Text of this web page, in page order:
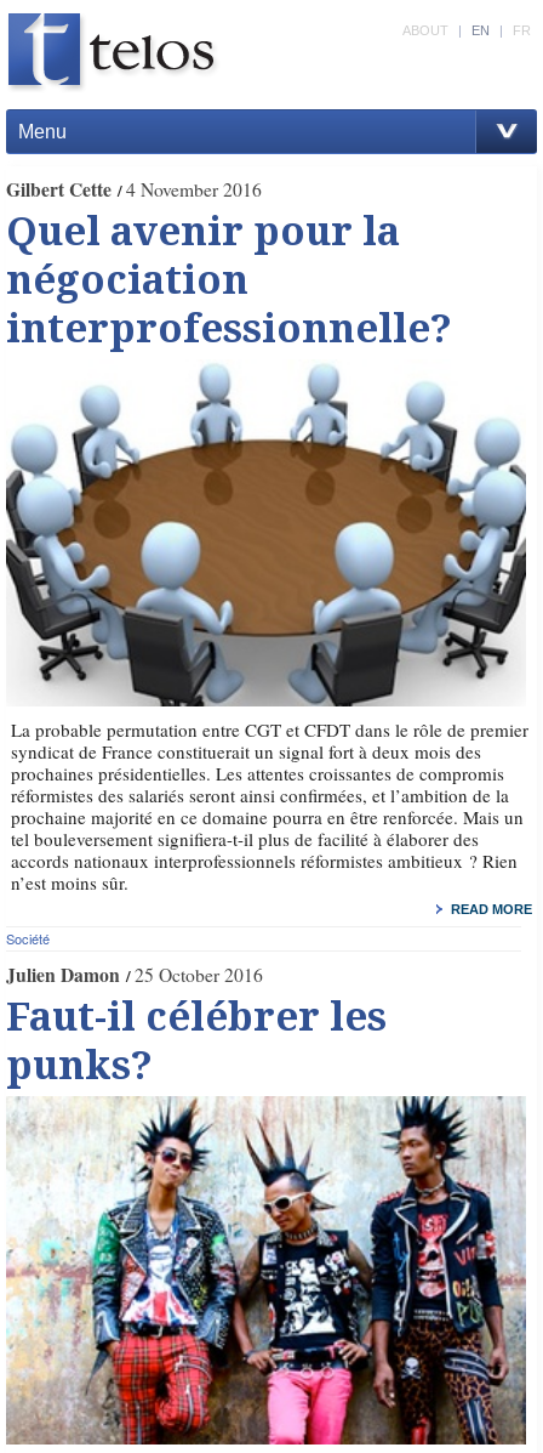
Menu
ABOUT | EN | FR
Gilbert Cette 4 November 2016
Quel avenir pour la
négociation
interprofessionnelle?
La probable permutation entre CGT et CFDT dans le rôle de premier
syndicat de France constituerait un signal fort à deux mois des
prochaines présidentielles. Les attentes croissantes de compromis
réformistes des salariés seront ainsi confirmées, et l’ambition de la
prochaine majorité en ce domaine pourra en être renforcée. Mais un
tel bouleversement signifiera-t-il plus de facilité à élaborer des
accords nationaux interprofessionnels réformistes ambitieux ? Rien
n’est moins sûr.
READ MORE
Société
Julien Damon 25 October 2016
Faut-il célébrer les
punks?